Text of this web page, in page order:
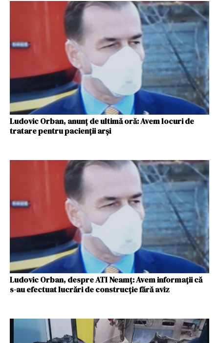
Ludovic Orban, anunţ de ultimă oră: Avem locuri de
tratare pentru pacienţii arși
Ludovic Orban, despre ATI Neamț: Avem informații că
s-au efectuat lucrări de construcție fără aviz